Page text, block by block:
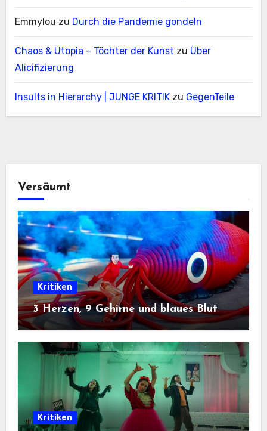
Emmylou zu Durch die Pandemie gondeln
Chaos & Utopia – Töchter der Kunst zu Über
Alicifizierung
Insults in Hierarchy | JUNGE KRITIKzu GegenTeile
Versäumt
Kritiken
3 Herzen, 9 Gehirne und blaues Blut
Kritiken